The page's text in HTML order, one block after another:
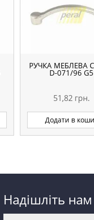
РУЧКА МЕБЛЕВА
D-071/96 G5
51,82 грн.
Додати в
Надішліть